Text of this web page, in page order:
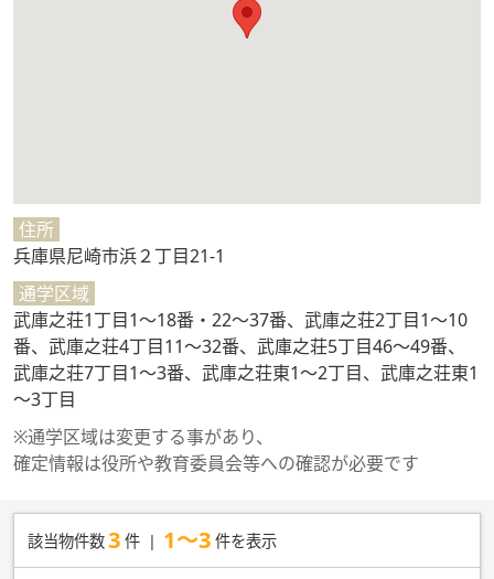
住所
兵庫県尼崎市浜２丁目21-1
通学区域
武庫之荘1丁目1～18番・22～37番、武庫之荘2丁目1～10
番、武庫之荘4丁目11～32番、武庫之荘5丁目46～49番、
武庫之荘7丁目1～3番、武庫之荘東1～2丁目、武庫之荘東1
～3丁目
※通学区域は変更する事があり、
確定情報は役所や教育委員会等への確認が必要です
該当物件数3 件 1～3 件を表示